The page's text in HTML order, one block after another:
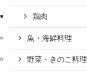
鶏肉
魚・海鮮料理
野菜・きのこ料理